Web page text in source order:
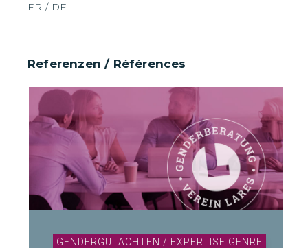
FR / DE
Referenzen / Références
GENDERGUTACHTEN / EXPERTISE GENRE